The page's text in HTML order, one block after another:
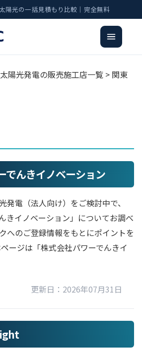
陽光の一括見積もり比較｜完全無料
陽光発電の販売施工店一覧 > 関東
でんきイノベーション
発電（法人向け）をご検討中で、
きイノベーション」についてお調べ
へのご登録情報をもとにポイントを
ージは「株式会社パワーでんきイ
更新日：2026年07月31日